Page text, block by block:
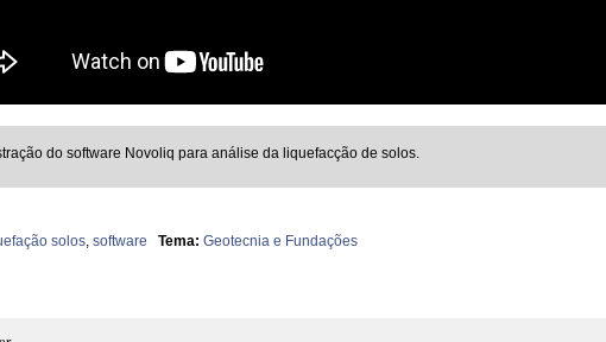
do software Novoliq para análise da liquefacção de solos.
solos, software Tema: Geotecnia e Fundações